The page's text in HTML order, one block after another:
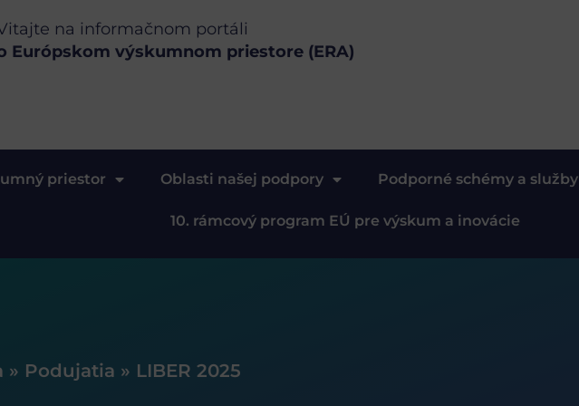
na informačnom portáli
Európskom výskumnom priestore (ERA)
priestor Oblasti našej podpory Podporné schémy a služby
10. rámcový program EÚ pre výskum a inovácie
» Podujatia » LIBER 2025